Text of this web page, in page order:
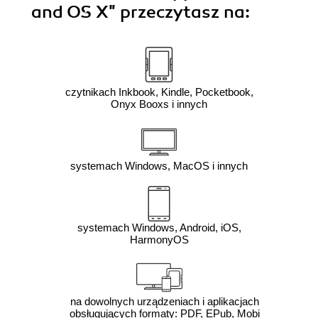
and OS X" przeczytasz na:
czytnikach Inkbook, Kindle, Pocketbook,
Onyx Booxs i innych
systemach Windows, MacOS i innych
systemach Windows, Android, iOS,
HarmonyOS
na dowolnych urządzeniach i aplikacjach
obsługujących formaty: PDF, EPub, Mobi